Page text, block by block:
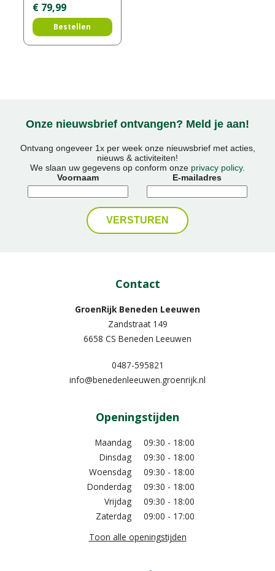
€ 79,99
Bestellen
Onze nieuwsbrief ontvangen? Meld je aan!
Ontvang ongeveer 1x per week onze nieuwsbrief met acties,
nieuws & activiteiten!
We slaan uw gegevens op conform onze privacy policy.
Voornaam
E-mailadres
Contact
GroenRijk Beneden Leeuwen​
Zandstraat 149
6658 CS Beneden Leeuwen
0487-595821
info@benedenleeuwen.groenrijk.nl
Openingstijden
Maandag
09:30 - 18:00
Dinsdag
09:30 - 18:00
Woensdag
09:30 - 18:00
Donderdag
09:30 - 18:00
Vrijdag
09:30 - 18:00
Zaterdag
09:00 - 17:00
Toon alle openingstijden